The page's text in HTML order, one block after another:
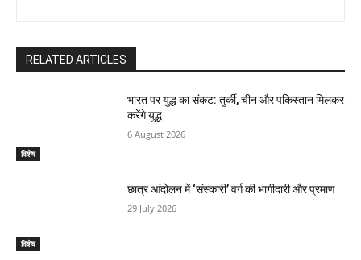
RELATED ARTICLES
विशेष
भारत पर युद्ध का संकट: तुर्की, चीन और पकिस्तान मिलकर
करेंगे युद्ध
6 August 2026
विशेष
छात्र आंदोलन में ‘संस्कारी’ वर्ग की भागीदारी और प्रमाण
29 July 2026